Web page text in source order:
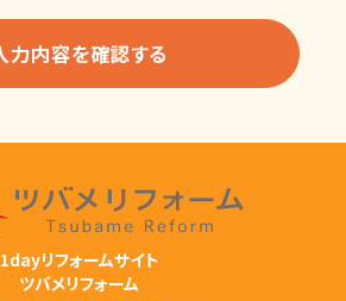
1dayリフォームサイト
ツバメリフォーム